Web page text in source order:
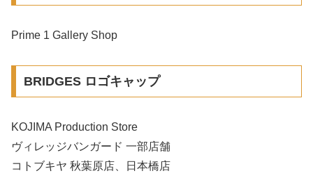
Prime 1 Gallery Shop
BRIDGES ロゴキャップ
KOJIMA Production Store
ヴィレッジバンガード 一部店舗
コトブキヤ 秋葉原店、日本橋店